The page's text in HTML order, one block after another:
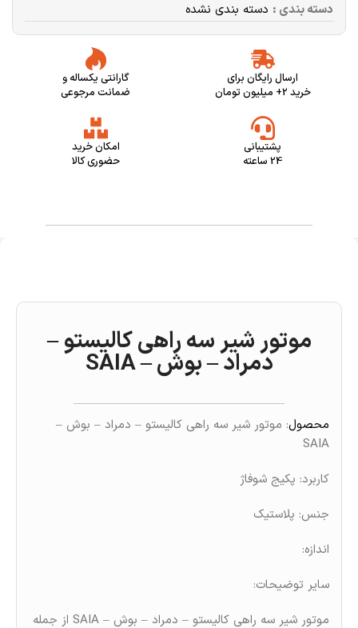
دسته بندی : دسته بندی نشده
ارسال رایگان برای
خرید 2+ میلیون تومان
گارانتی یکساله و
ضمانت مرجوعی
پشتیبانی
24 ساعته
امکان خرید
حضوری کالا
موتور شیر سه راهی کالیستو –
دمراد – بوش – SAIA
محصول: موتور شیر سه راهی کالیستو – دمراد – بوش –
SAIA
کاربرد: پکیج شوفاژ
جنس: پلاستیک
اندازه:
سایر توضیحات:
موتور شیر سه راهی کالیستو – دمراد – بوش – SAIA از جمله